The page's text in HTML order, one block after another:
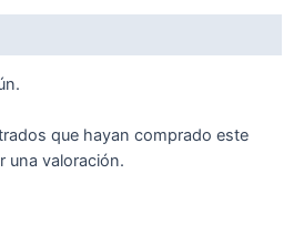
que hayan comprado este
una valoración.